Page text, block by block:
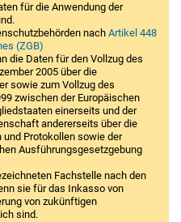
für die Anwendung der
nach Artikel 448
(ZGB)
die Daten für den Vollzug des
2005 über die
sowie zum Vollzug des
zwischen der Europäischen
einerseits und der
andererseits über die
und Protokollen sowie der
Ausführungsgesetzgebung
Fachstelle nach den
sie für das Inkasso von
von zukünftigen
sind.